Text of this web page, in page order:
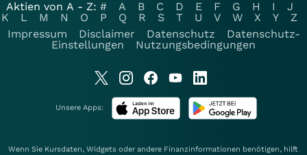
Aktien von A - Z: # A B C D E F G H I
J
K
L M N O P Q R S T U V W X Y
Z
Impressum
Disclaimer Datenschutz
Datenschutz-
Einstellungen
Nutzungsbedingungen
Unsere Apps:
Wenn Sie Kursdaten, Widgets oder andere Finanzinformationen benötigen, hilft